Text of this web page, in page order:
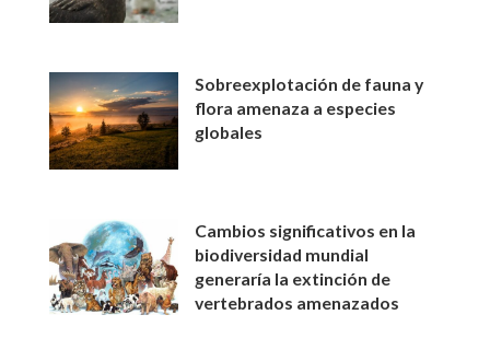
Sobreexplotación de fauna y
flora amenaza a especies
globales
Cambios significativos en la
biodiversidad mundial
generaría la extinción de
vertebrados amenazados